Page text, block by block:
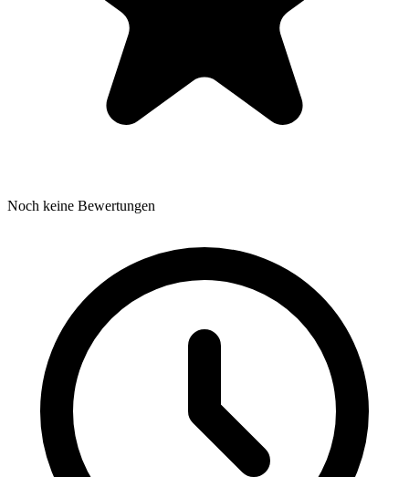
Noch keine Bewertungen